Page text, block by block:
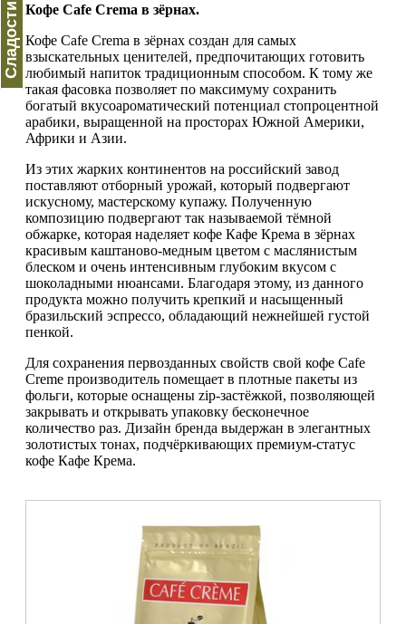
Сладости Кофе Cafe Crema в зёрнах.
Кофе Cafe Crema в зёрнах создан для самых
взыскательных ценителей, предпочитающих готовить
любимый напиток традиционным способом. К тому же
такая фасовка позволяет по максимуму сохранить
богатый вкусоароматический потенциал стопроцентной
арабики, выращенной на просторах Южной Америки,
Африки и Азии.
Из этих жарких континентов на российский завод
поставляют отборный урожай, который подвергают
искусному, мастерскому купажу. Полученную
композицию подвергают так называемой тёмной
обжарке, которая наделяет кофе Кафе Крема в зёрнах
красивым каштаново-медным цветом с маслянистым
блеском и очень интенсивным глубоким вкусом с
шоколадными нюансами. Благодаря этому, из данного
продукта можно получить крепкий и насыщенный
бразильский эспрессо, обладающий нежнейшей густой
пенкой.
Для сохранения первозданных свойств свой кофе Cafe
Creme производитель помещает в плотные пакеты из
фольги, которые оснащены zip-застёжкой, позволяющей
закрывать и открывать упаковку бесконечное
количество раз. Дизайн бренда выдержан в элегантных
золотистых тонах, подчёркивающих премиум-статус
кофе Кафе Крема.